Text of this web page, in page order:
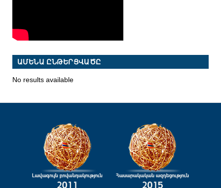
ԱՄԵՆԱ ԸՆԹԵՐՑՎԱԾԸ
No results available